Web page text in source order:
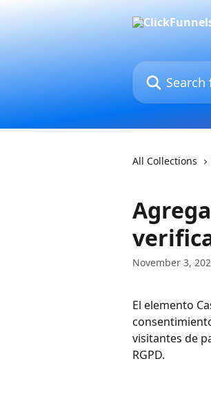
Search for
All Collections
November 3,
El elemento
visitantes de
RGPD.